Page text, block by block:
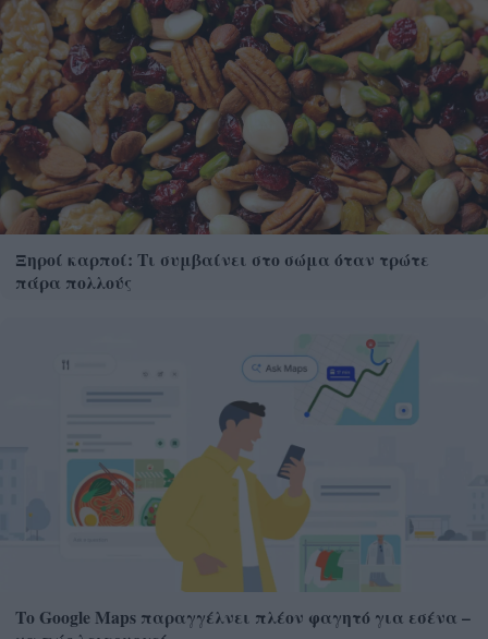
Ξηροί καρποί: Τι συμβαίνει στο σώμα όταν τρώτε
πάρα πολλούς
Το Google Maps παραγγέλνει πλέον φαγητό για εσένα –